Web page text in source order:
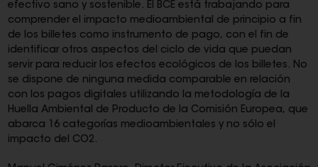
efectivo sano y sostenible. El BCE está trabajando para
comprender el impacto medioambiental de principio a fin
de los billetes como instrumento de pago, con el fin de
identificar otros aspectos del ciclo de vida que puedan
servir para reducir los efectos ecológicos de los billetes. No
se dispone de ninguna medida comparable en relación
con los pagos digitales utilizando la metodología de la
Huella Ambiental de Producto de la Comisión Europea, que
abarca 16 categorías medioambientales y no sólo el
impacto del CO2.